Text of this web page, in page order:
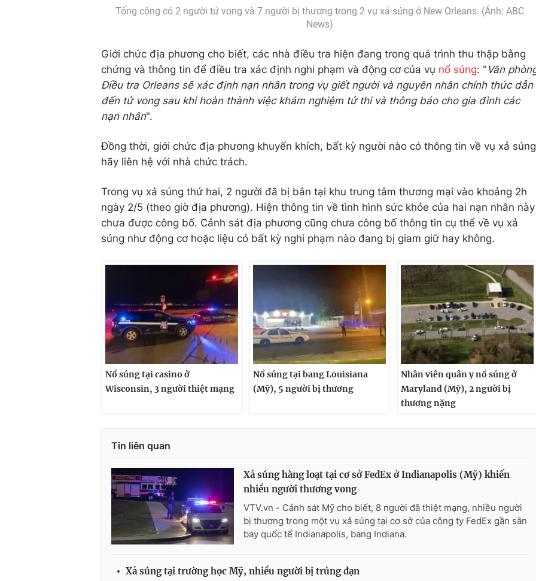
Tổng cộng có 2 người tử vong và 7 người bị thương trong 2 vụ xả súng ở New Orleans. (Ảnh: ABC
News)
Giới chức địa phương cho biết, các nhà điều tra hiện đang trong quá trình thu thập bằng
chứng và thông tin để điều tra xác định nghi phạm và động cơ của vụ nổ súng: " Văn
Điều tra Orleans sẽ xác định nạn nhân trong vụ giết người và nguyên nhân chính thức dẫn
đến tử vong sau khi hoàn thành việc khám nghiệm tử thi và thông báo cho gia đình các
nạn nhân".
Đồng thời, giới chức địa phương khuyến khích, bất kỳ người nào có thông tin về vụ xả súng
hãy liên hệ với nhà chức trách.
Trong vụ xả súng thứ hai, 2 người đã bị bắn tại khu trung tâm thương mại vào khoảng 2h
ngày 2/5 (theo giờ địa phương). Hiện thông tin về tình hình sức khỏe của hai nạn nhân này
chưa được công bố. Cảnh sát địa phương cũng chưa công bố thông tin cụ thể về vụ xả
súng như động cơ hoặc liệu có bất kỳ nghi phạm nào đang bị giam giữ hay không.
Nổ súng tại casino ở
Wisconsin, 3 người thiệt mạng
Nổ súng tại bang Louisiana
(Mỹ), 5 người bị thương
Nhân viên quân y nổ súng ở
Maryland (Mỹ), 2 người bị
thương nặng
Tin liên quan
Xả súng hàng loạt tại cơ sở FedEx ở Indianapolis (Mỹ) khiến
nhiều người thương vong
VTV.vn - Cảnh sát Mỹ cho biết, 8 người đã thiệt mạng, nhiều người
bị thương trong một vụ xả súng tại cơ sở của công ty FedEx gần sân
bay quốc tế Indianapolis, bang Indiana.
Xả súng tại trường học Mỹ, nhiều người bị trúng đạn